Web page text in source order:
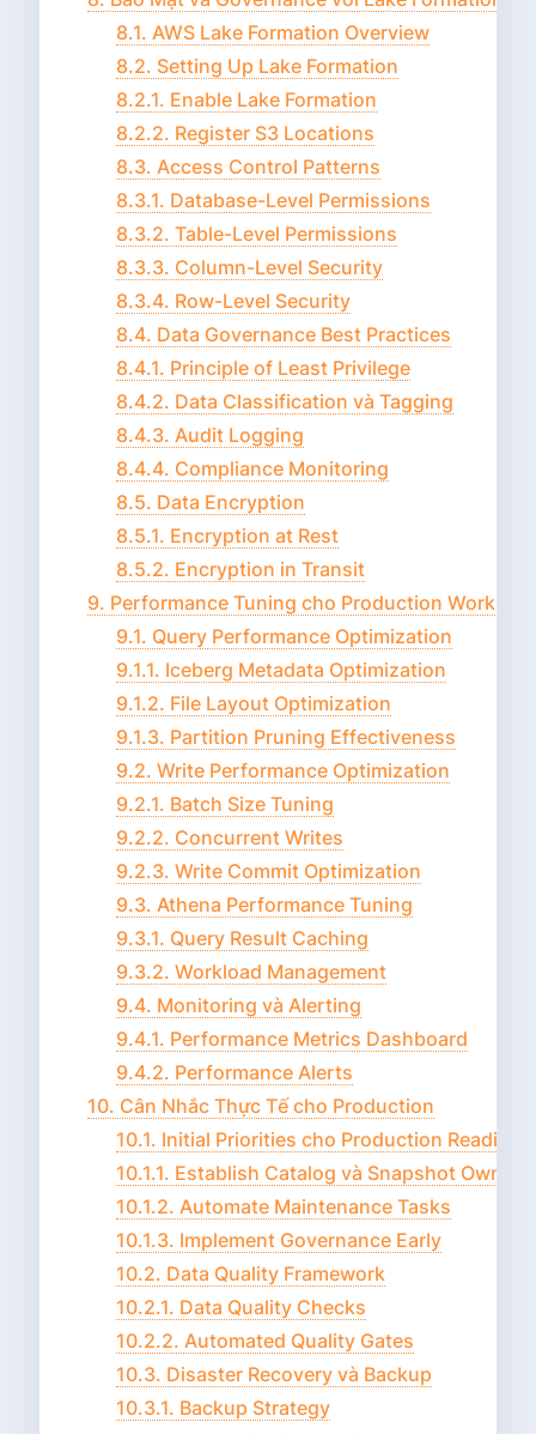
8.1. AWS Lake Formation Overview
8.2. Setting Up Lake Formation
8.2.1. Enable Lake Formation
8.2.2. Register S3 Locations
8.3. Access Control Patterns
8.3.1. Database-Level Permissions
8.3.2. Table-Level Permissions
8.3.3. Column-Level Security
8.3.4. Row-Level Security
8.4. Data Governance Best Practices
8.4.1. Principle of Least Privilege
8.4.2. Data Classification và Tagging
8.4.3. Audit Logging
8.4.4. Compliance Monitoring
8.5. Data Encryption
8.5.1. Encryption at Rest
8.5.2. Encryption in Transit
9. Performance Tuning cho Production
9.1. Query Performance Optimization
9.1.1. Iceberg Metadata Optimization
9.1.2. File Layout Optimization
9.1.3. Partition Pruning Effectiveness
9.2. Write Performance Optimization
9.2.1. Batch Size Tuning
9.2.2. Concurrent Writes
9.2.3. Write Commit Optimization
9.3. Athena Performance Tuning
9.3.1. Query Result Caching
9.3.2. Workload Management
9.4. Monitoring và Alerting
9.4.1. Performance Metrics Dashboard
9.4.2. Performance Alerts
10. Cân Nhắc Thực Tế cho Production
10.1. Initial Priorities cho Production
10.1.1. Establish Catalog và Snapshot
10.1.2. Automate Maintenance Tasks
10.1.3. Implement Governance Early
10.2. Data Quality Framework
10.2.1. Data Quality Checks
10.2.2. Automated Quality Gates
10.3. Disaster Recovery và Backup
10.3.1. Backup Strategy